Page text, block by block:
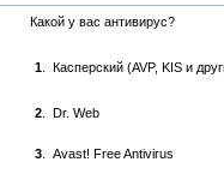
Какой у вас антивирус?
1 Касперский (AVP, KIS и
2 Dr. Web
3 Avast! Free Antivirus